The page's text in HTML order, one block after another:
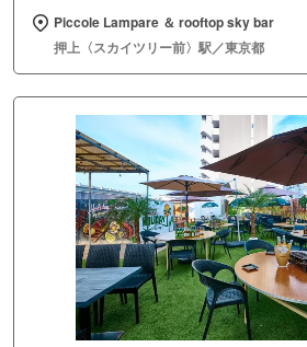
Piccole Lampare ＆ rooftop sky bar
押上〈スカイツリー前〉駅／東京都